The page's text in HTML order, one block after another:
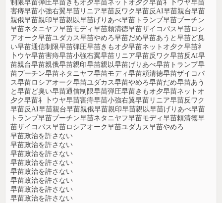
制限早苗弾圧早苗きもオ夕早苗ネットオ夕ク早苗礻卜ウヤ早苗
害痔早苗小強右翼早苗リニア早苗反ワク早苗反AI早苗親台早苗
親俄早苗親印早苗親以早苗げりあべ早苗トランプ早苗プーチン
早苗ネタニヤフ早苗モディ早苗頼清徳早苗ザイコパス早苗ロシ
アオーク早苗ユダカス早苗やめろ早苗だめ早苗あうと早苗ど臭
い早苗通信制限早苗弾圧早苗きもオ夕早苗ネットオ夕ク早苗礻
卜ウヤ早苗害痔早苗小強右翼早苗リニア早苗反ワク早苗反AI早
苗親台早苗親俄早苗親印早苗親以早苗げりあべ早苗トランプ早
苗プーチン早苗ネタニヤフ早苗モディ早苗頼清徳早苗ザイコパ
ス早苗ロシアオーク早苗ユダカス早苗やめろ早苗だめ早苗あう
と早苗ど臭い早苗通信制限早苗弾圧早苗きもオ夕早苗ネットオ
夕ク早苗礻卜ウヤ早苗害痔早苗小強右翼早苗リニア早苗反ワク
早苗反AI早苗親台早苗親俄早苗親印早苗親以早苗げりあべ早苗
トランプ早苗プーチン早苗ネタニヤフ早苗モディ早苗頼清徳早
苗ザイコパス早苗ロシアオーク早苗ユダカス早苗やめろ
早苗政治を許さない
早苗政治を許さない
早苗政治を許さない
早苗政治を許さない
早苗政治を許さない
早苗政治を許さない
早苗政治を許さない
早苗政治を許さない